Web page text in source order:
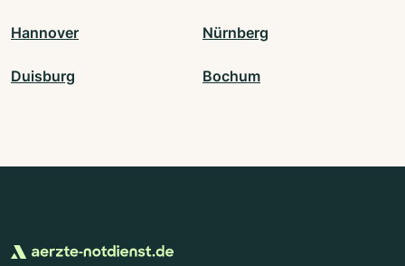
Hannover Nürnberg
Duisburg Bochum